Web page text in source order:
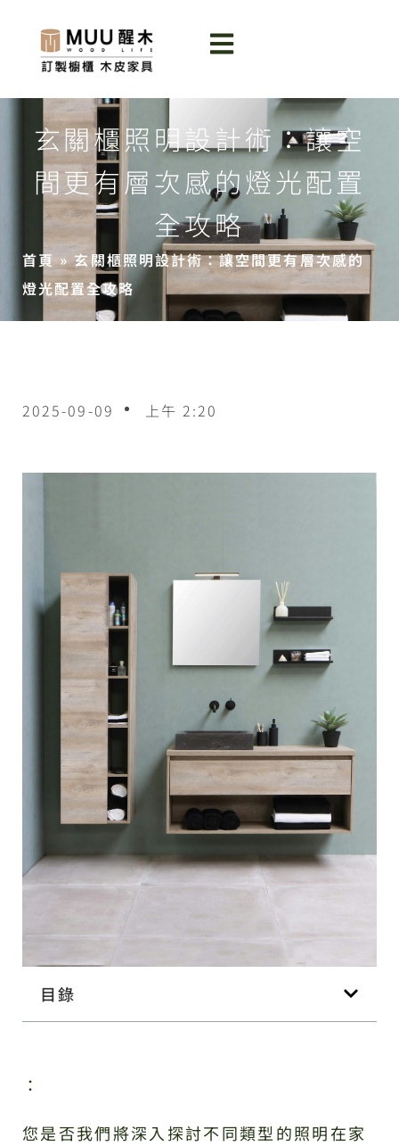
玄關櫃照明設計術：讓空
間更有層次感的燈光配置
全攻略
首頁»玄關櫃照明設計術：讓空間更有層次感的
燈光配置全攻略
2025-09-09 上午 2:20
目錄
：
您是否我們將深入探討不同類型的照明在家